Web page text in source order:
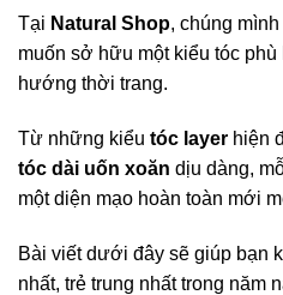
Tại Natural Shop, chúng
muốn sở hữu một kiểu tóc
hướng thời trang.
Từ những kiểu tóc layer hiện
tóc dài uốn xoăn dịu dàng,
một diện mạo hoàn toàn mới
Bài viết dưới đây sẽ giúp bạn
nhất, trẻ trung nhất trong năm